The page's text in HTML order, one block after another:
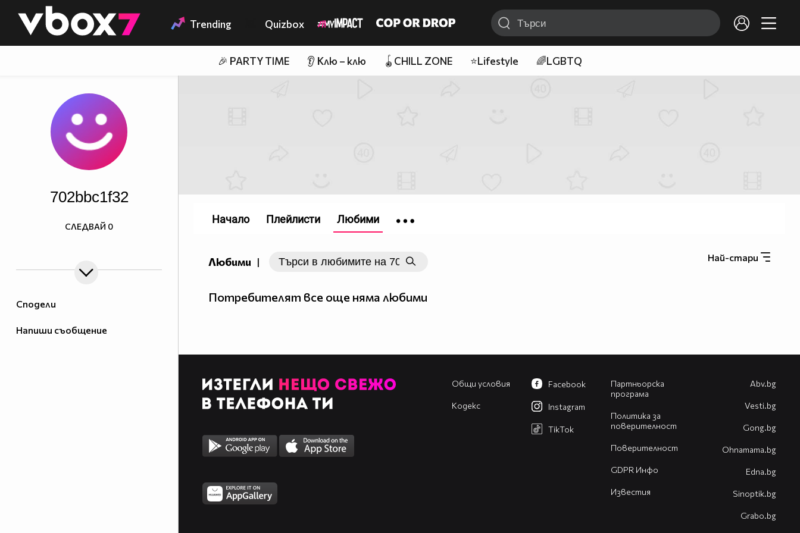
👾 Trending Quizbox
🎉 PARTY TIME 👂 Клю – клю 🪀CHILL ZONE ⭐Lifestyle 🌈LGBTQ
Сподели
Напиши съобщение
702bbc1f32
СЛЕДВАЙ 0
Любими | Най-стари
Потребителят все още няма любими
Начало Плейлисти Любими
Общи условия
Кодекс
Партньорска
програма
Политика за
поверителност
Поверителност
GDPR Инфо
Известия
Facebook
Instagram
TikTok
Abv.bg
Vesti.bg
Gong.bg
Оhnamama.bg
Edna.bg
Sinoptik.bg
Grabo.bg